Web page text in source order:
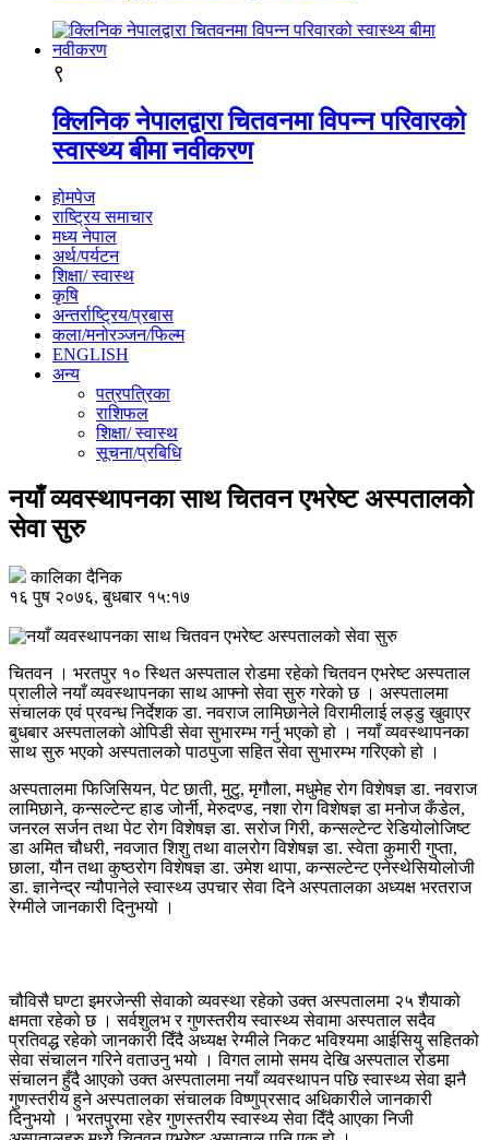
९
क्लिनिक नेपालद्वारा चितवनमा विपन्न परिवारको
स्वास्थ्य बीमा नवीकरण
होमपेज
राष्ट्रिय समाचार
मध्य नेपाल
अर्थ/पर्यटन
शिक्षा/ स्वास्थ
कृषि
अन्तर्राष्ट्रिय/प्रबास
कला/मनोरञ्जन/फिल्म
ENGLISH
अन्य
पत्रपत्रिका
राशिफल
शिक्षा/ स्वास्थ
सूचना/प्रबिधि
नयाँ व्यवस्थापनका साथ चितवन एभरेष्ट अस्पतालको
सेवा सुरु
कालिका दैनिक
१६ पुष २०७६, बुधबार १५:१७
चितवन । भरतपुर १० स्थित अस्पताल रोडमा रहेको चितवन एभरेष्ट अस्पताल
प्रालीले नयाँ व्यवस्थापनका साथ आफ्नो सेवा सुरु गरेको छ । अस्पतालमा
संचालक एवं प्रवन्ध निर्देशक डा. नवराज लामिछानेले विरामीलाई लड्डु खुवाएर
बुधबार अस्पतालको ओपिडी सेवा सुभारम्भ गर्नु भएको हो । नयाँ व्यवस्थापनका
साथ सुरु भएको अस्पतालको पाठपुजा सहित सेवा सुभारम्भ गरिएको हो ।
अस्पतालमा फिजिसियन, पेट छाती, मुटु, मृगौला, मधुमेह रोग विशेषज्ञ डा. नवराज
लामिछाने, कन्सल्टेन्ट हाड जोर्नी, मेरुदण्ड, नशा रोग विशेषज्ञ डा मनोज कँडेल,
जनरल सर्जन तथा पेट रोग विशेषज्ञ डा. सरोज गिरी, कन्सल्टेन्ट रेडियोलोजिष्ट
डा अमित चौधरी, नवजात शिशु तथा वालरोग विशेषज्ञ डा. स्वेता कुमारी गुप्ता,
छाला, यौन तथा कुष्ठरोग विशेषज्ञ डा. उमेश थापा, कन्सल्टेन्ट एनेस्थेसियोलोजी
डा. ज्ञानेन्द्र न्यौपानेले स्वास्थ्य उपचार सेवा दिने अस्पतालका अध्यक्ष भरतराज
रेग्मीले जानकारी दिनुभयो ।
चौविसै घण्टा इमरजेन्सी सेवाको व्यवस्था रहेको उक्त अस्पतालमा २५ शैयाको
क्षमता रहेको छ । सर्वशुलभ र गुणस्तरीय स्वास्थ्य सेवामा अस्पताल सदैव
प्रतिवद्ध रहेको जानकारी दिँदै अध्यक्ष रेग्मीले निकट भविश्यमा आईसियु सहितको
सेवा संचालन गरिने वताउनु भयो । विगत लामो समय देखि अस्पताल रोडमा
संचालन हुँदै आएको उक्त अस्पतालमा नयाँ व्यवस्थापन पछि स्वास्थ्य सेवा झनै
गुणस्तरीय हुने अस्पतालका संचालक विष्णुप्रसाद अधिकारीले जानकारी
दिनुभयो । भरतपुरमा रहेर गुणस्तरीय स्वास्थ्य सेवा दिँदै आएका निजी